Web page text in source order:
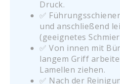
Druck.
✅
und anschließend
(geeignetes
✅ Von innen mit
langem Griff
Lamellen ziehen.
✅ Nach der